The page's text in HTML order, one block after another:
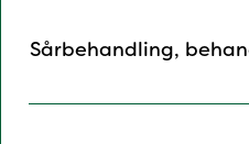
Sårbehandling,